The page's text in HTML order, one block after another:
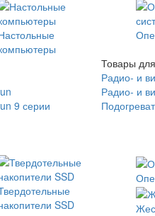
9 серии
Товары
Радио- и
Радио- и
SSD